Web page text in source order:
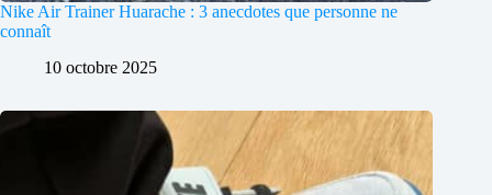
Nike Air Trainer Huarache : 3 anecdotes que personne ne
connaît
10 octobre 2025